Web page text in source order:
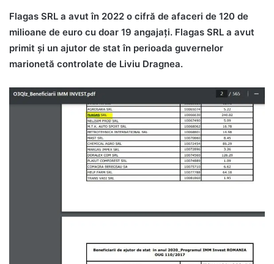
Flagas SRL a avut în 2022 o cifră de afaceri de 120 de
milioane de euro cu doar 19 angajați. Flagas SRL a avut
primit și un ajutor de stat în perioada guvernelor
marionetă controlate de Liviu Dragnea.